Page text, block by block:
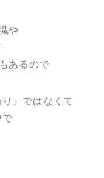
や
あるので
り」ではなくて
で